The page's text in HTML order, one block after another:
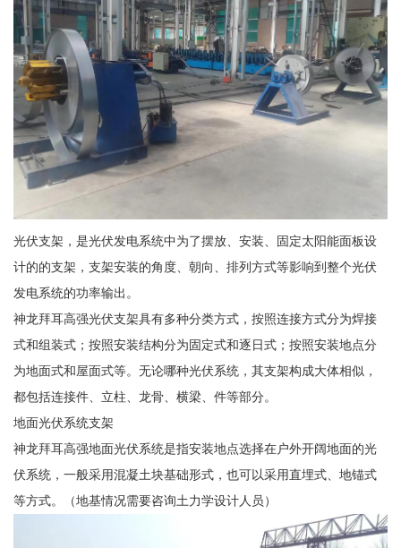
光伏支架，是光伏发电系统中为了摆放、安装、固定太阳能面板设
计的的支架，支架安装的角度、朝向、排列方式等影响到整个光伏
发电系统的功率输出。
神龙拜耳高强光伏支架具有多种分类方式，按照连接方式分为焊接
式和组装式；按照安装结构分为固定式和逐日式；按照安装地点分
为地面式和屋面式等。无论哪种光伏系统，其支架构成大体相似，
都包括连接件、立柱、龙骨、横梁、件等部分。
地面光伏系统支架
神龙拜耳高强地面光伏系统是指安装地点选择在户外开阔地面的光
伏系统，一般采用混凝土块基础形式，也可以采用直埋式、地锚式
等方式。（地基情况需要咨询土力学设计人员）